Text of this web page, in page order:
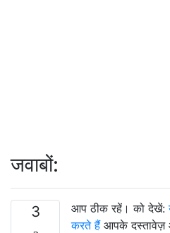
जवाबों:
3 आप ठीक रहें। को देखें:
करते हैं आपके दस्तावेज़